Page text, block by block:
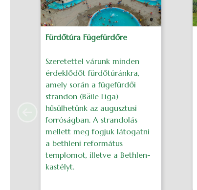
Fürdőtúra Fügefürdőre
Szeretettel várunk minden
érdeklődőt fürdőtúránkra,
amely során a fügefürdői
strandon (Băile Figa)
hűsülhetünk az augusztusi
forróságban. A strandolás
mellett meg fogjuk látogatni
a bethleni református
templomot, illetve a Bethlen-
kastélyt.
Previous